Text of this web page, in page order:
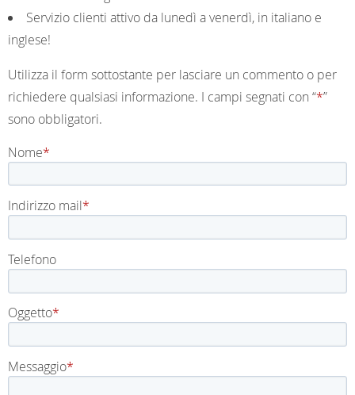
Servizio clienti attivo da lunedì a venerdì, in italiano e
inglese!
Utilizza il form sottostante per lasciare un commento o per
richiedere qualsiasi informazione. I campi segnati con “*”
sono obbligatori.
Nome
Indirizzo mail
Telefono
Oggetto
Messaggio